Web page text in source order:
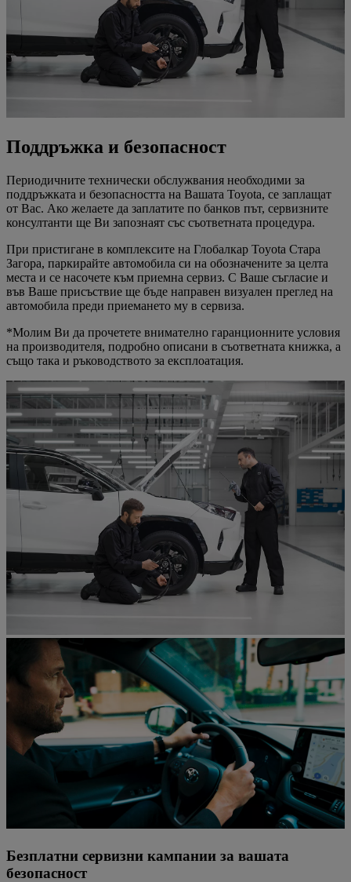
Поддръжка и безопасност
Периодичните технически обслужвания необходими за
поддръжката и безопасността на Вашата Toyota, се заплащат
от Вас. Ако желаете да заплатите по банков път, сервизните
консултанти ще Ви запознаят със съответната процедура.
При пристигане в комплексите на Глобалкар Toyota Стара
Загора, паркирайте автомобила си на обозначените за целта
места и се насочете към приемна сервиз. С Ваше съгласие и
във Ваше присъствие ще бъде направен визуален преглед на
автомобила преди приемането му в сервиза.
*Молим Ви да прочетете внимателно гаранционните условия
на производителя, подробно описани в съответната книжка, а
също така и ръководството за експлоатация.
Безплатни сервизни кампании за вашата
безопасност